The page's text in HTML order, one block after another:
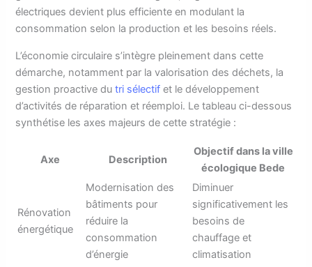
électriques devient plus efficiente en modulant la
consommation selon la production et les besoins réels.
L’économie circulaire s’intègre pleinement dans cette
démarche, notamment par la valorisation des déchets, la
gestion proactive dutri sélectif et le développement
d’activités de réparation et réemploi. Le tableau ci-dessous
synthétise les axes majeurs de cette stratégie :
Axe Description
Objectif dans la ville
écologique Bede
Rénovation
énergétique
Modernisation des
bâtiments pour
réduire la
consommation
d’énergie
Diminuer
significativement les
besoins de
chauffage et
climatisation